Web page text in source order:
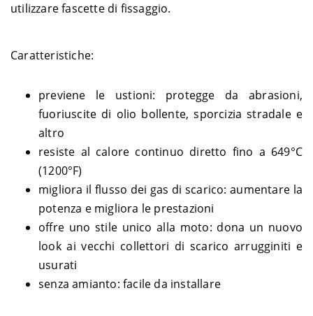
utilizzare fascette di fissaggio.
Caratteristiche:
previene le ustioni: protegge da abrasioni,
fuoriuscite di olio bollente, sporcizia stradale e
altro
resiste al calore continuo diretto fino a 649°C
(1200°F)
migliora il flusso dei gas di scarico: aumentare la
potenza e migliora le prestazioni
offre uno stile unico alla moto: dona un nuovo
look ai vecchi collettori di scarico arrugginiti e
usurati
senza amianto: facile da installare